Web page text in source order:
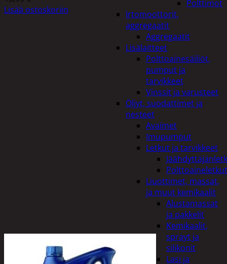
Polttimot
Irtomoottorit,
aggregaatit
Aggregaatit
Lisälaitteet
Polttoainesäiliöt,
pumput ja
tarvikkeet
Vinssit ja varusteet
Öljyt, suodattimet ja
nesteet
Avaimet
Imupumput
Letkut ja tarvikkeet
Polttoaineletkut
Liuottimet, massat,
ja muut kemikaalit
Alustamassat
ja pakkelit
Kemikaalit,
sprayt ja
silikonit
Lasi ja
Lisää ostoskoriin